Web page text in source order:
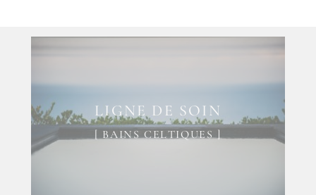
LIGNE DE SOIN
[ BAINS CELTIQUES ]